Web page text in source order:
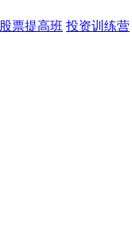
股票提高班 投资训练营